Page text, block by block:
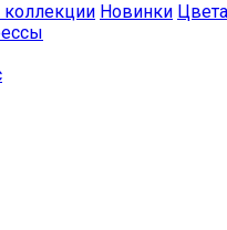
коллекции Новинки Цвета